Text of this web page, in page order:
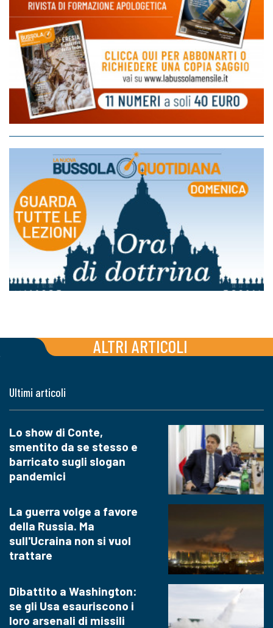
ALTRI ARTICOLI
Ultimi articoli
Lo show di Conte,
smentito da se stesso e
barricato sugli slogan
pandemici
La guerra volge a favore
della Russia. Ma
sull'Ucraina non si vuol
trattare
Dibattito a Washington:
se gli Usa esauriscono i
loro arsenali di missili